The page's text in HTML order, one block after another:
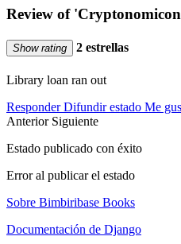
Review of
Show rating 2 estrellas
Library loan ran out
Responder Difundir estado Me
Anterior Siguiente
Estado publicado con éxito
Error al publicar el estado
Sobre Bimbiribase Books
Documentación de Django